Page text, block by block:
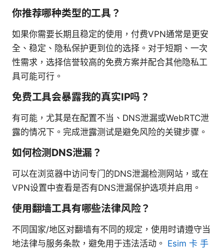
你推荐哪种类型的工具？
如果你需要长期且稳定的使用，付费VPN通常是更安
全、稳定、隐私保护更到位的选择。对于短期、一次
性需求，选择信誉较高的免费方案并配合其他隐私工
具可能可行。
免费工具会暴露我的真实IP吗？
有可能，尤其是在配置不当、DNS泄漏或WebRTC泄
露的情况下。完成泄露测试是避免风险的关键步骤。
如何检测DNS泄漏？
可以在浏览器中访问专门的DNS泄漏检测网站，或在
VPN设置中查看是否有DNS泄漏保护选项并启用。
使用翻墙工具有哪些法律风险？
不同国家/地区对翻墙有不同的规定，使用时请遵守当
地法律与服务条款，避免用于违法活动。 Esim 卡 手